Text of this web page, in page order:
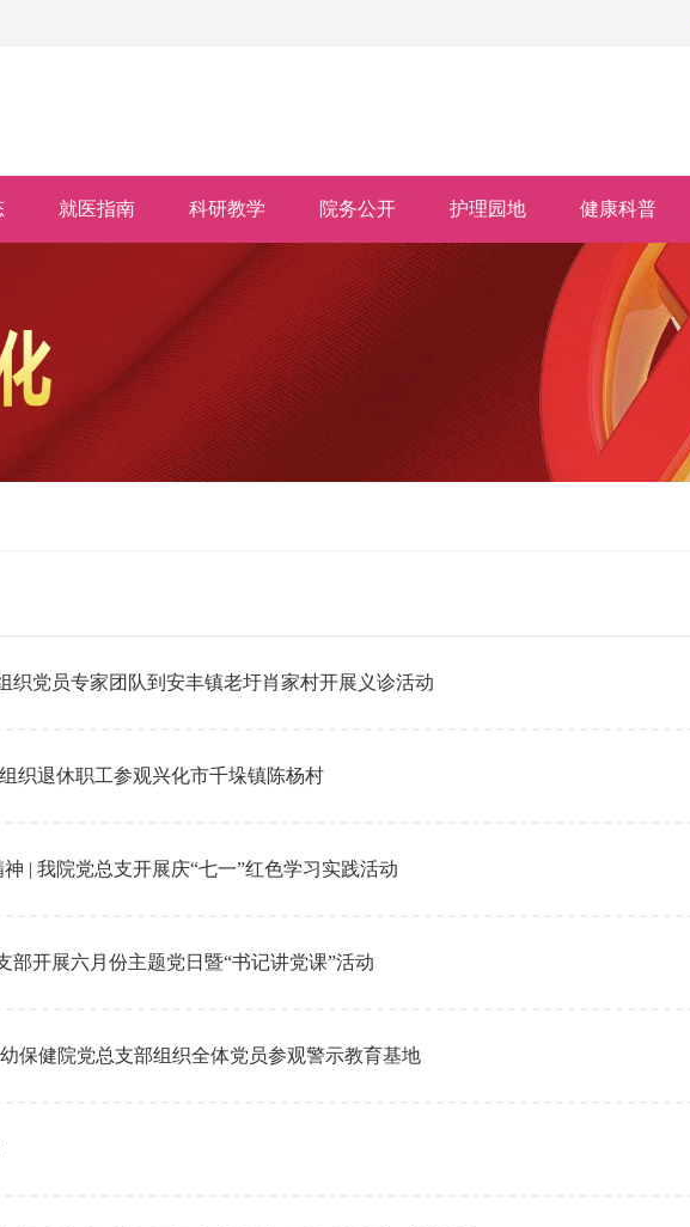
就医指南 科研教学 院务公开 护理园地 健康科普
织党员专家团队到安丰镇老圩肖家村开展义诊活动
织退休职工参观兴化市千垛镇陈杨村
| 我院党总支开展庆“七一”红色学习实践活动
部开展六月份主题党日暨“书记讲党课”活动
保健院党总支部组织全体党员参观警示教育基地